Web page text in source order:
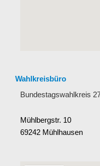
Wahlkreisbüro
Bundestagswahlkreis
Mühlbergstr. 10
69242 Mühlhausen